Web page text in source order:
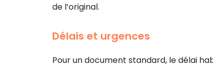
de l’original.
Délais et urgences
Pour un document standard, le délai